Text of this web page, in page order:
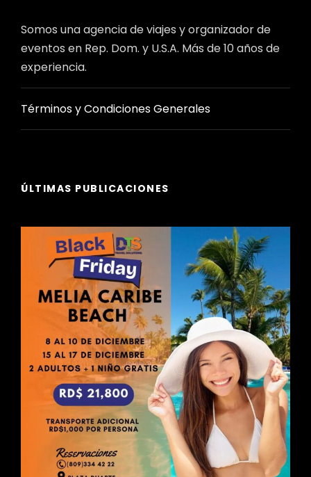
Somos una agencia de viajes y organizador de
eventos en Rep. Dom. y U.S.A. Más de 10 años de
experiencia.
Términos y Condiciones Generales
ÚLTIMAS PUBLICACIONES